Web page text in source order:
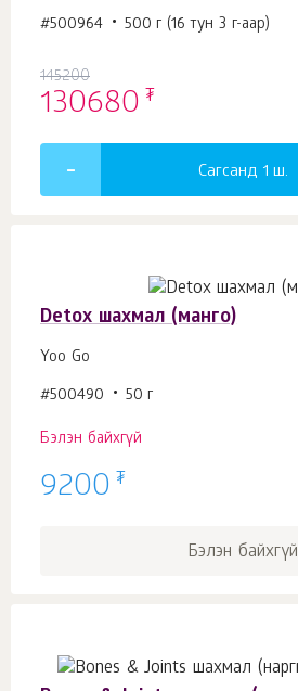
#500964 500 г (16 тун 3 г-аар)
145200
130680 ₮
Сагсанд 1 ш.
Detox шахмал (манго)
Yoo Gо
#500490 50 г
Бэлэн байхгүй
9200 ₮
Бэлэн байхгүй